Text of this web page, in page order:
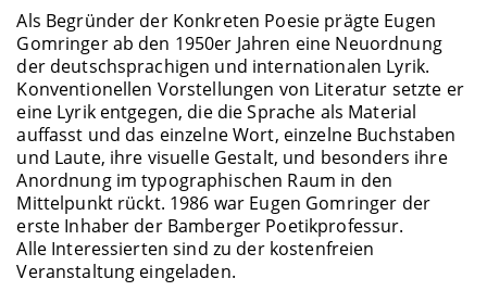
Als Begründer der Konkreten Poesie prägte Eugen
Gomringer ab den 1950er Jahren eine Neuordnung
der deutschsprachigen und internationalen Lyrik.
Konventionellen Vorstellungen von Literatur setzte er
eine Lyrik entgegen, die die Sprache als Material
auffasst und das einzelne Wort, einzelne Buchstaben
und Laute, ihre visuelle Gestalt, und besonders ihre
Anordnung im typographischen Raum in den
Mittelpunkt rückt. 1986 war Eugen Gomringer der
erste Inhaber der Bamberger Poetikprofessur.
Alle Interessierten sind zu der kostenfreien
Veranstaltung eingeladen.